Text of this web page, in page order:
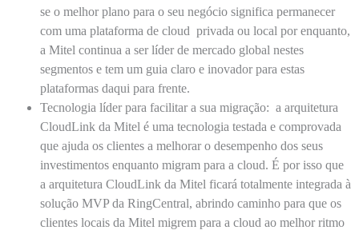
se o melhor plano para o seu negócio significa permanecer
com uma plataforma de cloud privada ou local por enquanto,
a Mitel continua a ser líder de mercado global nestes
segmentos e tem um guia claro e inovador para estas
plataformas daqui para frente.
Tecnologia líder para facilitar a sua migração: a arquitetura
CloudLink da Mitel é uma tecnologia testada e comprovada
que ajuda os clientes a melhorar o desempenho dos seus
investimentos enquanto migram para a cloud. É por isso que
a arquitetura CloudLink da Mitel ficará totalmente integrada à
solução MVP da RingCentral, abrindo caminho para que os
clientes locais da Mitel migrem para a cloud ao melhor ritmo